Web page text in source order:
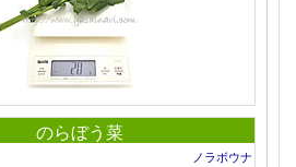
のらぼう菜
ノラボウナ